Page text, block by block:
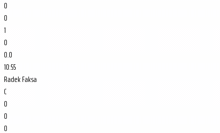
0
0
1
0
0.0
10:55
Radek Faksa
C
0
0
0